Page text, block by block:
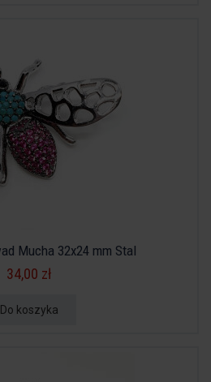
Mucha 32x24 mm Stal
34,00 zł
Do koszyka